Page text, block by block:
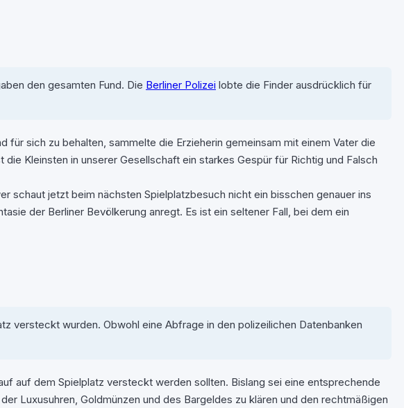
den gesamten Fund. Die Berliner Polizei lobte die Finder ausdrücklich für
für sich zu behalten, sammelte die Erzieherin gemeinsam mit einem Vater die
Kleinsten in unserer Gesellschaft ein starkes Gespür für Richtig und Falsch
schaut jetzt beim nächsten Spielplatzbesuch nicht ein bisschen genauer ins
der Berliner Bevölkerung anregt. Es ist ein seltener Fall, bei dem ein
versteckt wurden. Obwohl eine Abfrage in den polizeilichen Datenbanken
auf dem Spielplatz versteckt werden sollten. Bislang sei eine entsprechende
Luxusuhren, Goldmünzen und des Bargeldes zu klären und den rechtmäßigen